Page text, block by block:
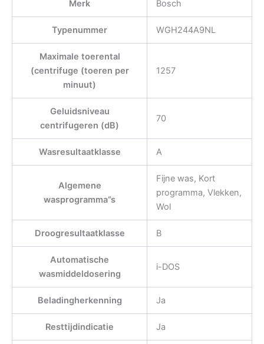
Merk Bosch
Typenummer WGH244A9NL
Maximale toerental
(centrifuge (toeren per
minuut)
1257
Geluidsniveau
centrifugeren (dB)
70
Wasresultaatklasse A
Algemene
wasprogramma”s
Fijne was, Kort
programma, Vlekken,
Wol
Droogresultaatklasse B
Automatische
wasmiddeldosering
i-DOS
Beladingherkenning Ja
Resttijdindicatie Ja